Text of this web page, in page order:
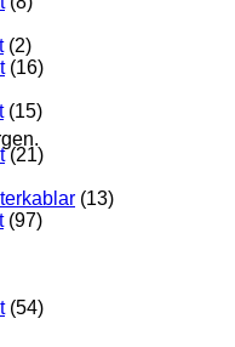
(2)
(16)
(15)
(21)
(13)
(97)
(54)